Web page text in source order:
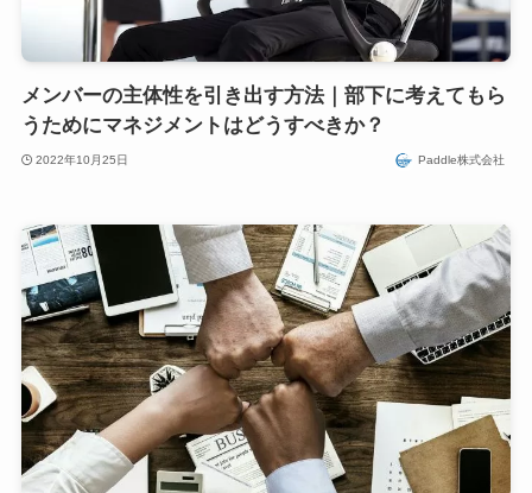
メンバーの主体性を引き出す方法｜部下に考えてもら
うためにマネジメントはどうすべきか？
2022年10月25日 Paddle株式会社